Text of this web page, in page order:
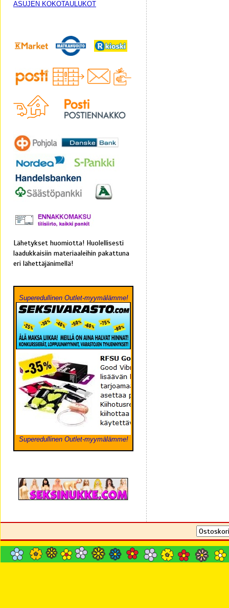
ASUJEN KOKOTAULUKOT
Lähetykset huomiotta! Huolellisesti
laadukkaisiin materiaaleihin pakattuna
eri lähettäjänimellä!
Superedullinen Outlet-myymälämme!
Superedullinen Outlet-myymälämme!